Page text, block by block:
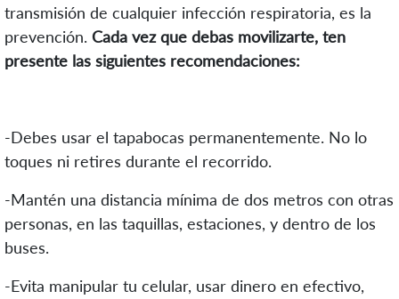
transmisión de cualquier infección respiratoria, es la
prevención. Cada vez que debas movilizarte, ten
presente las siguientes recomendaciones:
-Debes usar el tapabocas permanentemente. No lo
toques ni retires durante el recorrido.
-Mantén una distancia mínima de dos metros con otras
personas, en las taquillas, estaciones, y dentro de los
buses.
-Evita manipular tu celular, usar dinero en efectivo,